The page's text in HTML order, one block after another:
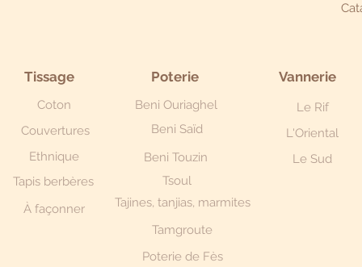
Tissage
Coton
Couvertures
Ethnique
Tapis berbères
À façonner
Poterie
Beni Ouriaghel
Beni Saïd
Beni Touzin
Vannerie
Le Rif
L'Oriental
Le Sud
Tsoul
Tajines, tanjias, marmites
Tamgroute
Poterie de Fès